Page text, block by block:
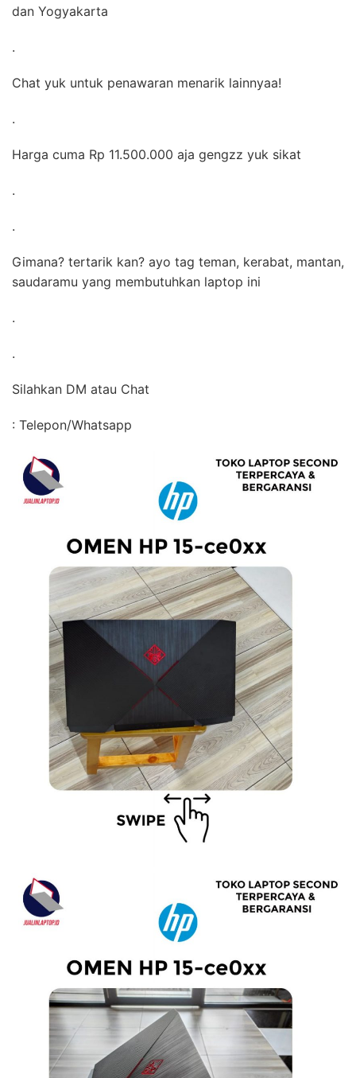
dan Yogyakarta
.
Chat yuk untuk penawaran menarik lainnyaa!
.
Harga cuma Rp 11.500.000 aja gengzz yuk sikat
.
.
Gimana? tertarik kan? ayo tag teman, kerabat, mantan,
saudaramu yang membutuhkan laptop ini
.
.
Silahkan DM atau Chat
: Telepon/Whatsapp